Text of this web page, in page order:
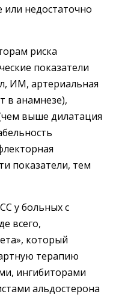
недостаточно
риска
показатели
ИМ, артериальная
в анамнезе),
выше дилатация
показатели, тем
у больных с
всего,
который
терапию
ингибиторами
альдостерона